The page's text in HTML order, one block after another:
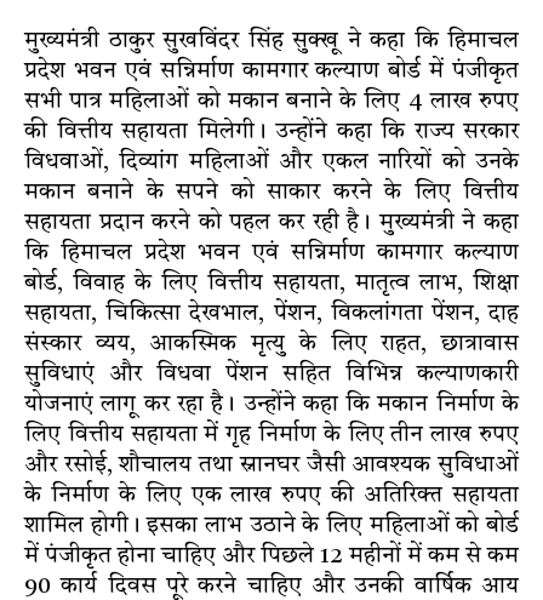
मुख्यमंत्री ठाकुर सुखविंदर सिंह सुक्खू ने कहा कि हिमाचल
प्रदेश भवन एवं सन्निर्माण कामगार कल्याण बोर्ड में पंजीकृत
सभी पात्र महिलाओं को मकान बनाने के लिए 4 लाख रुपए
की वित्तीय सहायता मिलेगी। उन्होंने कहा कि राज्य सरकार
विधवाओं, दिव्यांग महिलाओं और एकल नारियों को उनके
मकान बनाने के सपने को साकार करने के लिए वित्तीय
सहायता प्रदान करने को पहल कर रही है। मुख्यमंत्री ने कहा
कि हिमाचल प्रदेश भवन एवं सन्निर्माण कामगार कल्याण
बोर्ड, विवाह के लिए वित्तीय सहायता, मातृत्व लाभ, शिक्षा
सहायता, चिकित्सा देखभाल, पेंशन, विकलांगता पेंशन, दाह
संस्कार व्यय, आकस्मिक मृत्यु के लिए राहत, छात्रावास
सुविधाएं और विधवा पेंशन सहित विभिन्न कल्याणकारी
योजनाएं लागू कर रहा है। उन्होंने कहा कि मकान निर्माण के
लिए वित्तीय सहायता में गृह निर्माण के लिए तीन लाख रुपए
और रसोई, शौचालय तथा स्नानघर जैसी आवश्यक सुविधाओं
के निर्माण के लिए एक लाख रुपए की अतिरिक्त सहायता
शामिल होगी। इसका लाभ उठाने के लिए महिलाओं को बोर्ड
में पंजीकृत होना चाहिए और पिछले 12 महीनों में कम से कम
90 कार्य दिवस पूरे करने चाहिए और उनकी वार्षिक आय